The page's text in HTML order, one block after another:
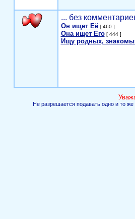
... без
Он ищет Её[ 460 ]
Она ищет Его[ 444 ]
Ищу родных,
Не разрешается подавать одно и то